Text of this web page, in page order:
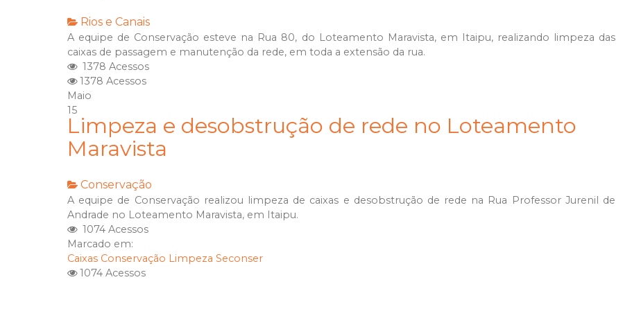
Rios e Canais
A equipe de Conservação esteve na Rua 80, do Loteamento Maravista, em Itaipu, realizando limpeza das
caixas de passagem e manutenção da rede, em toda a extensão da rua.
1378 Acessos
1378 Acessos
Maio
15
Limpeza e desobstrução de rede no Loteamento
Maravista
Conservação
A equipe de Conservação realizou limpeza de caixas e desobstrução de rede na Rua Professor Jurenil de
Andrade no Loteamento Maravista, em Itaipu.
1074 Acessos
Marcado em:
Caixas Conservação Limpeza Seconser
1074 Acessos